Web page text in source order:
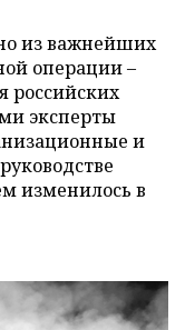
из важнейших
операции –
российских
эксперты
и
изменилось в